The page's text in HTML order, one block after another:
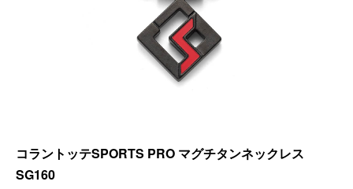
コラントッテSPORTS PRO マグチタンネックレス
SG160